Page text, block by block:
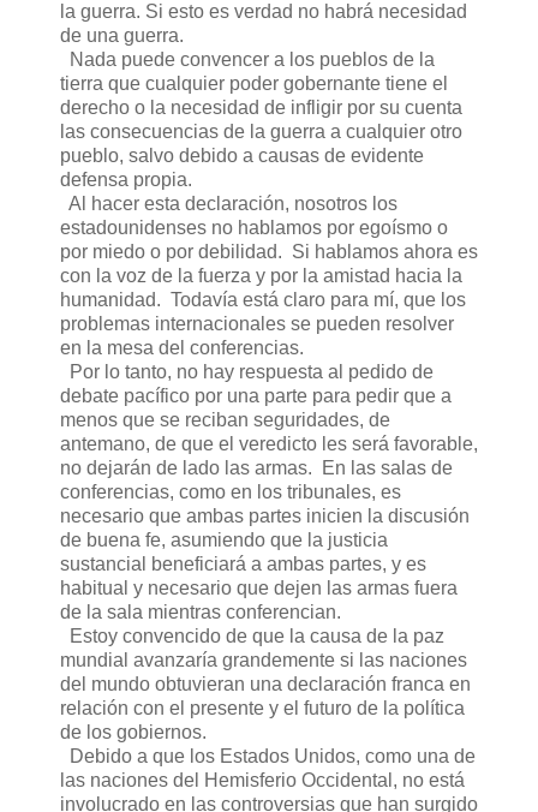
la guerra. Si esto es verdad no habrá necesidad
de una guerra.
Nada puede convencer a los pueblos de la
tierra que cualquier poder gobernante tiene el
derecho o la necesidad de infligir por su cuenta
las consecuencias de la guerra a cualquier otro
pueblo, salvo debido a causas de evidente
defensa propia.
Al hacer esta declaración, nosotros los
estadounidenses no hablamos por egoísmo o
por miedo o por debilidad. Si hablamos ahora es
con la voz de la fuerza y por la amistad hacia la
humanidad. Todavía está claro para mí, que los
problemas internacionales se pueden resolver
en la mesa del conferencias.
Por lo tanto, no hay respuesta al pedido de
debate pacífico por una parte para pedir que a
menos que se reciban seguridades, de
antemano, de que el veredicto les será favorable,
no dejarán de lado las armas. En las salas de
conferencias, como en los tribunales, es
necesario que ambas partes inicien la discusión
de buena fe, asumiendo que la justicia
sustancial beneficiará a ambas partes, y es
habitual y necesario que dejen las armas fuera
de la sala mientras conferencian.
Estoy convencido de que la causa de la paz
mundial avanzaría grandemente si las naciones
del mundo obtuvieran una declaración franca en
relación con el presente y el futuro de la política
de los gobiernos.
Debido a que los Estados Unidos, como una de
las naciones del Hemisferio Occidental, no está
involucrado en las controversias que han surgido